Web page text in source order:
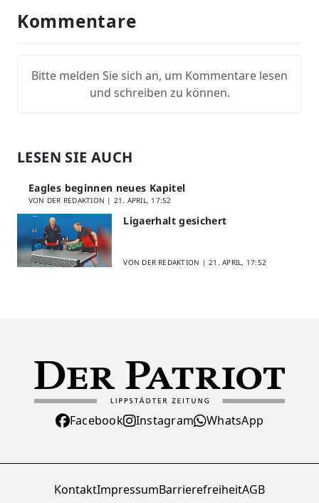
Kommentare
Bitte melden Sie sich an, um Kommentare lesen
und schreiben zu können.
LESEN SIE AUCH
Eagles beginnen neues Kapitel
VON DER REDAKTION | 21. APRIL, 17:52
Ligaerhalt gesichert
VON DER REDAKTION |21. APRIL, 17:52
Facebook Instagram WhatsApp
KontaktImpressumBarrierefreiheitAGB